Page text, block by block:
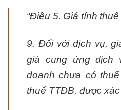
“Điều 5. Giá tính
9. Đối với dịch vụ,
giá cung ứng dịch
doanh chưa có
thuế TTĐB, được